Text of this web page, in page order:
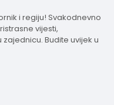
i regiju! Svakodnevno
vijesti,
Budite uvijek u